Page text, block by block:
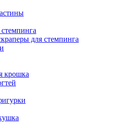
для стемпинга
крошка